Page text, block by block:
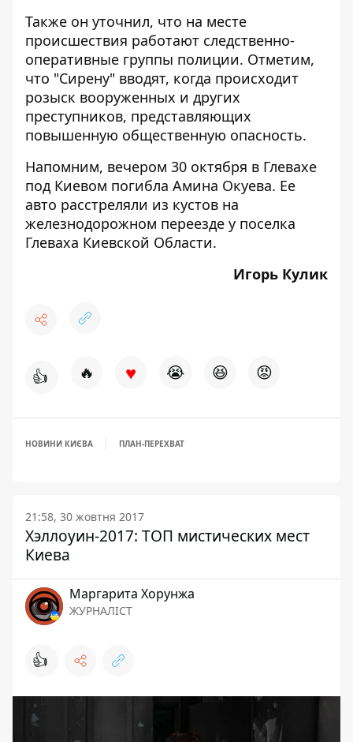
Также он уточнил, что на месте
происшествия работают следственно-
оперативные группы полиции. Отметим,
что "Сирену" вводят, когда происходит
розыск вооруженных и других
преступников, представляющих
повышенную общественную опасность.
Напомним, вечером 30 октября в Глевахе
под Киевом погибла Амина Окуева. Ее
авто расстреляли из кустов на
железнодорожном переезде у поселка
Глеваха Киевской Области.
Игорь Кулик
👍 🔥 ♥ 😭 😆 😡
НОВИНИ КИЄВА ПЛАН-ПЕРЕХВАТ
21:58, 30 жовтня 2017
Хэллоуин-2017: ТОП мистических мест
Киева
Маргарита Хорунжа
ЖУРНАЛІСТ
👍